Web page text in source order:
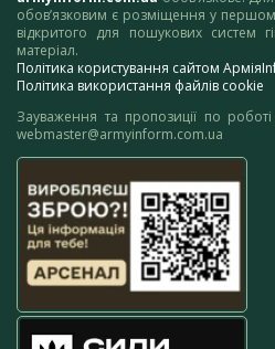
обов’язковим є розміщення у
відкритого для пошукових систем
матеріал.
Політика користування сайтом
Політика використання файлів cookie
Зауваження та пропозиції по
webmaster@armyinform.com.ua